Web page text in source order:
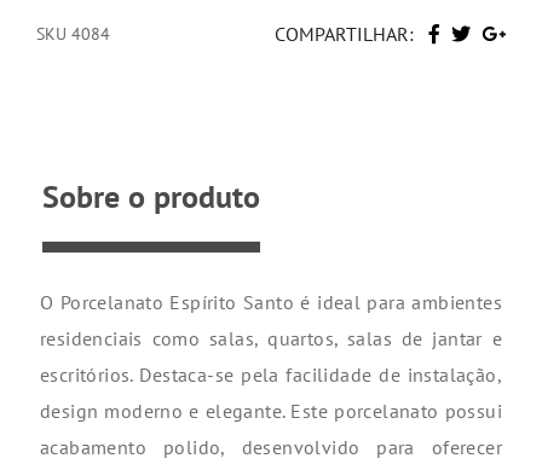
SKU 4084 COMPARTILHAR:
Sobre o produto
O Porcelanato Espírito Santo é ideal para ambientes
residenciais como salas, quartos, salas de jantar e
escritórios. Destaca-se pela facilidade de instalação,
design moderno e elegante. Este porcelanato possui
acabamento polido, desenvolvido para oferecer